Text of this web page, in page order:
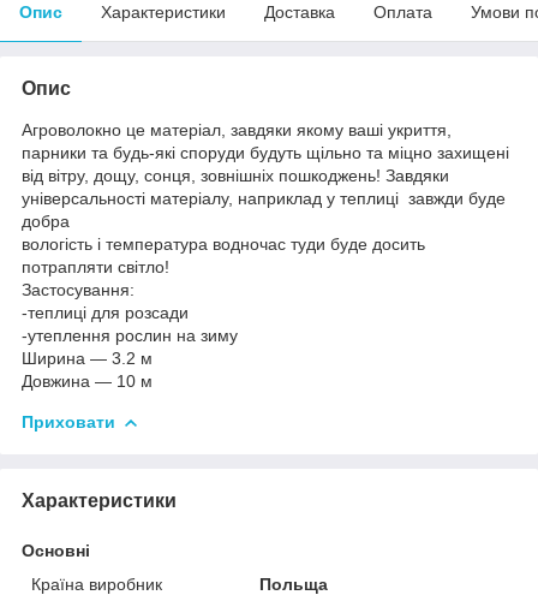
Опис Характеристики Доставка Оплата Умови
Опис
Агроволокно це матеріал, завдяки якому ваші укриття,
парники та будь-які споруди будуть щільно та міцно захищені
від вітру, дощу, сонця, зовнішніх пошкоджень! Завдяки
універсальності матеріалу, наприклад у теплиці завжди буде
добра
вологість і температура водночас туди буде досить
потрапляти світло!
Застосування:
-теплиці для розсади
-утеплення рослин на зиму
Ширина — 3.2 м
Довжина — 10 м
Приховати
Характеристики
Основні
Країна виробник
Польща